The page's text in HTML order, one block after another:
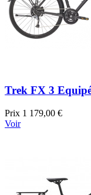
Trek FX 3
Prix 1 179,00 €
Voir